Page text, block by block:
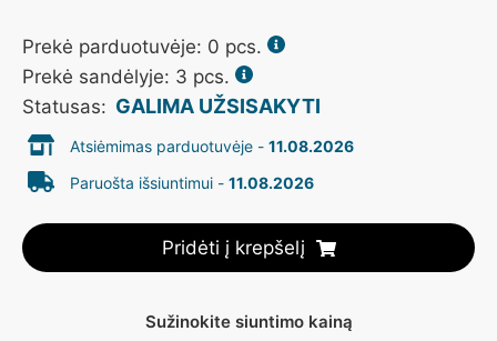
Prekė parduotuvėje: 0 pcs.
Prekė sandėlyje: 3 pcs.
Statusas: GALIMA UŽSISAKYTI
Atsiėmimas parduotuvėje - 11.08.2026
Paruošta išsiuntimui - 11.08.2026
Pridėti į krepšelį
Sužinokite siuntimo kainą